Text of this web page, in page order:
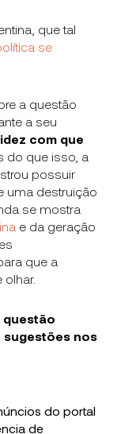
que tal
se
a questão
a seu
com que
do que isso, a
possuir
uma destruição
se mostra
e da geração
que a
questão
sugestões nos
do portal
de